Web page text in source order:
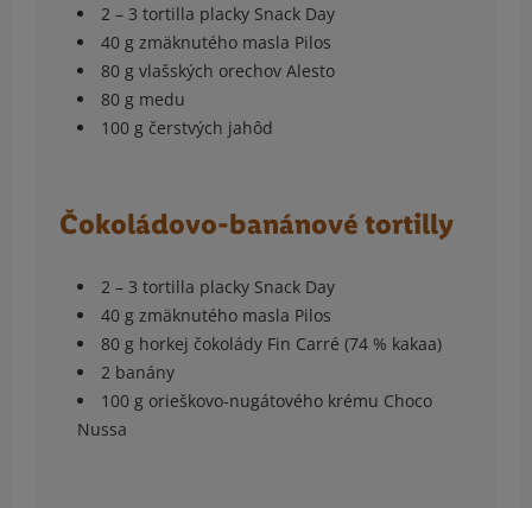
2 – 3 tortilla placky Snack Day
40 g zmäknutého masla Pilos
80 g vlašských orechov Alesto
80 g medu
100 g čerstvých jahôd
Čokoládovo-banánové tortilly
2 – 3 tortilla placky Snack Day
40 g zmäknutého masla Pilos
80 g horkej čokolády Fin Carré (74 % kakaa)
2 banány
100 g orieškovo-nugátového krému Choco
Nussa